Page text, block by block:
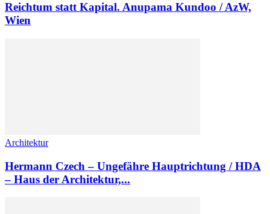
Reichtum statt Kapital. Anupama Kundoo / AzW,
Wien
Architektur
Hermann Czech – Ungefähre Hauptrichtung / HDA
– Haus der Architektur,...